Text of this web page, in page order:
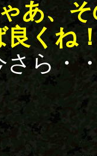
あ、
くね
さら・